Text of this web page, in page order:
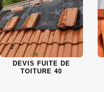
DEVIS FUITE DE
TOITURE 40